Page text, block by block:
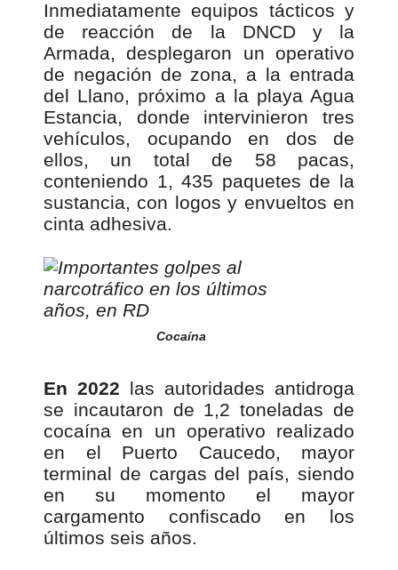
Inmediatamente equipos tácticos y
de reacción de la DNCD y la
Armada, desplegaron un operativo
de negación de zona, a la entrada
del Llano, próximo a la playa Agua
Estancia, donde intervinieron tres
vehículos, ocupando en dos de
ellos, un total de 58 pacas,
conteniendo 1, 435 paquetes de la
sustancia, con logos y envueltos en
cinta adhesiva.
Cocaína
En 2022 las autoridades antidroga
se incautaron de 1,2 toneladas de
cocaína en un operativo realizado
en el Puerto Caucedo, mayor
terminal de cargas del país, siendo
en su momento el mayor
cargamento confiscado en los
últimos seis años.